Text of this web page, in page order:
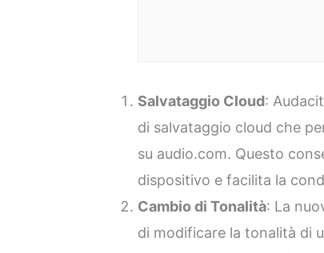
Salvataggio Cloud:
di salvataggio cloud che
su audio.com. Questo
dispositivo e facilita la
Cambio di Tonalità: La
di modificare la tonalità di